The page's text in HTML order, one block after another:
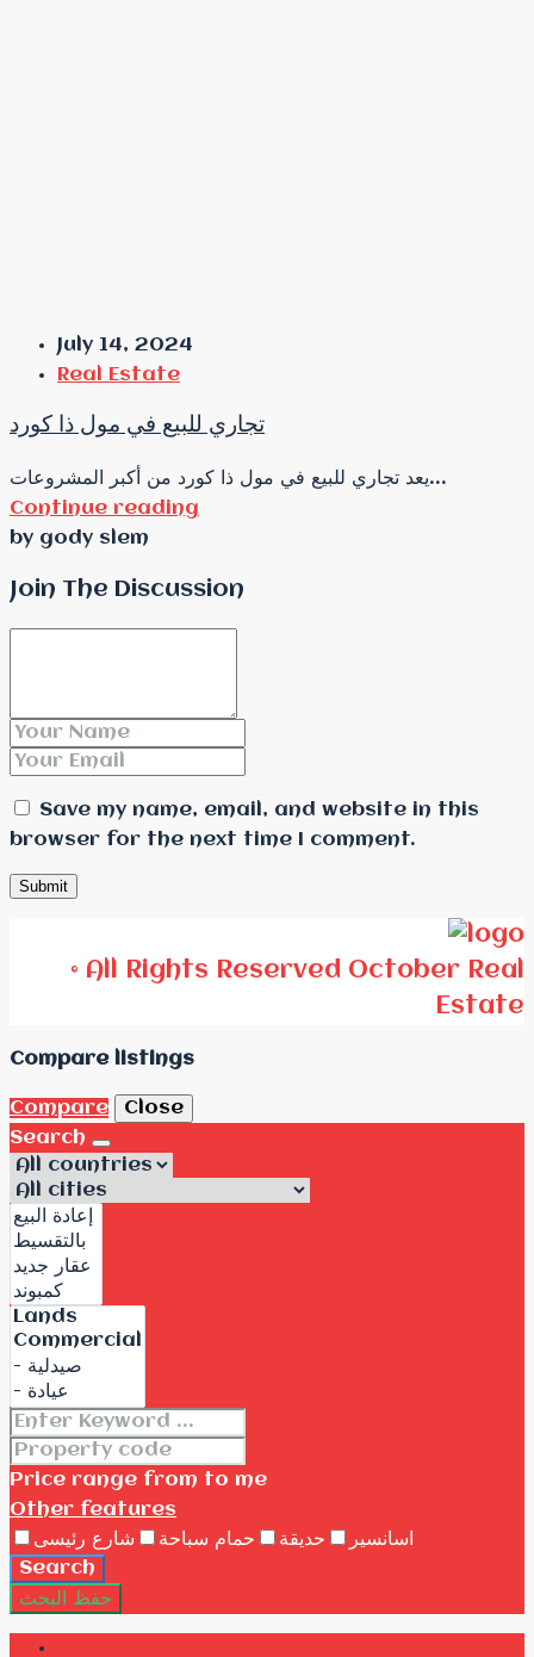
July 14, 2024
Real Estate
تجاري للبيع في مول ذا كورد
يعد تجاري للبيع في مول ذا كورد من أكبر المشروعات...
Continue reading
by gody slem
Join The Discussion
Save my name, email, and website in this
browser for the next time I comment.
© All Rights Reserved October Real
Estate
Compare listings
Compare
Close
Search
Price range from to me
Other features
اسانسير
حديقة حمام سباحة
شارع رئيسى
Search
حفظ البحث